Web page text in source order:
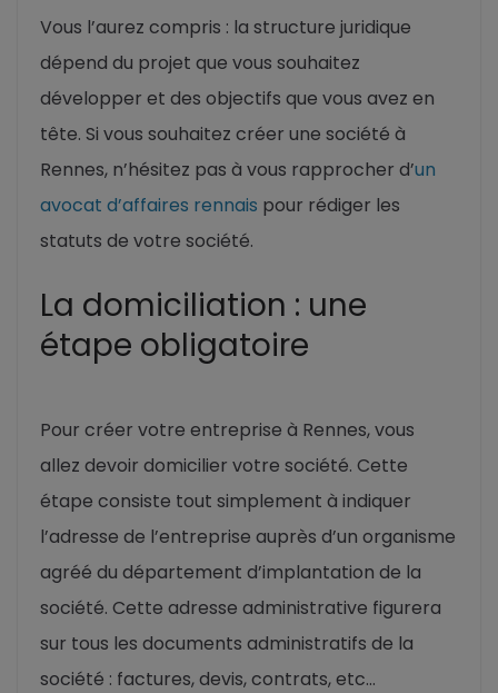
Vous l’aurez compris : la structure juridique
dépend du projet que vous souhaitez
développer et des objectifs que vous avez en
tête. Si vous souhaitez créer une société à
Rennes, n’hésitez pas à vous rapprocher d’un
avocat d’affaires rennais pour rédiger les
statuts de votre société.
La domiciliation : une
étape obligatoire
Pour créer votre entreprise à Rennes, vous
allez devoir domicilier votre société. Cette
étape consiste tout simplement à indiquer
l’adresse de l’entreprise auprès d’un organisme
agréé du département d’implantation de la
société. Cette adresse administrative figurera
sur tous les documents administratifs de la
société : factures, devis, contrats, etc…